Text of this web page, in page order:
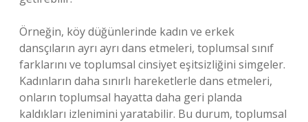
Örneğin, köy düğünlerinde kadın ve erkek
dansçıların ayrı ayrı dans etmeleri, toplumsal sınıf
farklarını ve toplumsal cinsiyet eşitsizliğini simgeler.
Kadınların daha sınırlı hareketlerle dans etmeleri,
onların toplumsal hayatta daha geri planda
kaldıkları izlenimini yaratabilir. Bu durum, toplumsal